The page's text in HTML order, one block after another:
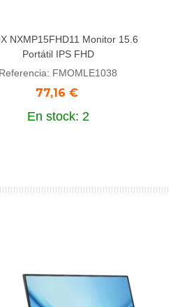
Añadir al carrito
NXMP15FHD11 Monitor 15.6
Portátil IPS FHD
Referencia: FMOMLE1038
77,16 €
En stock: 2